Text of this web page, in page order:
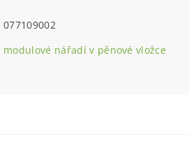
077109002
modulové nářadí v pěnové vložce